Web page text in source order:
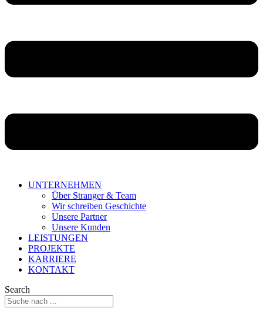
UNTERNEHMEN
Über Stranger & Team
Wir schreiben Geschichte
Unsere Partner
Unsere Kunden
LEISTUNGEN
PROJEKTE
KARRIERE
KONTAKT
Search